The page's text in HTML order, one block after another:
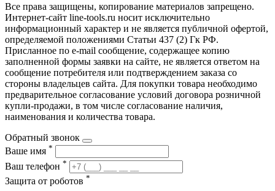
Все права защищены, копирование материалов запрещено.
Интернет-сайт line-tools.ru носит исключительно
информационный характер и не является публичной офертой,
определяемой положениями Статьи 437 (2) Гк РФ.
Присланное по e-mail сообщение, содержащее копию
заполненной формы заявки на сайте, не является ответом на
сообщение потребителя или подтверждением заказа со
стороны владельцев сайта. Для покупки товара необходимо
предварительное согласование условий договора розничной
купли-продажи, в том числе согласование наличия,
наименования и количества товара.
Обратный звонок
Ваше имя *
Ваш телефон *
Защита от роботов *